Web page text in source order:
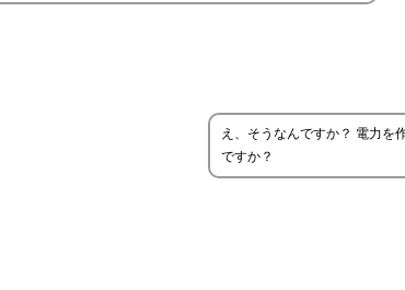
え、そうなんですか？ 電力を
ですか？